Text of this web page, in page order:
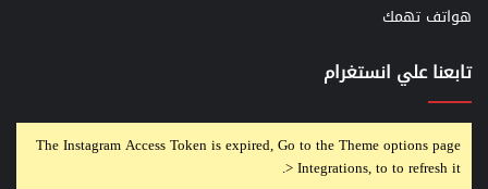
هواتف تهمك
تابعنا علي انستغرام
The Instagram Access Token is expired, Go to the Theme options page
> Integrations, to to refresh it.